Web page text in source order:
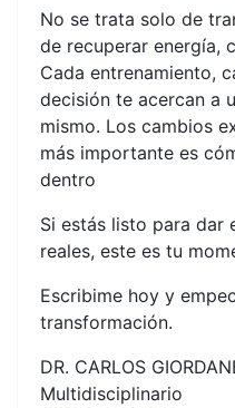
No se trata solo de
de recuperar energía,
Cada entrenamiento,
decisión te acercan a
mismo. Los cambios
más importante es
dentro
Si estás listo para dar
reales, este es tu
Escribime hoy y
transformación.
DR. CARLOS
Multidisciplinario